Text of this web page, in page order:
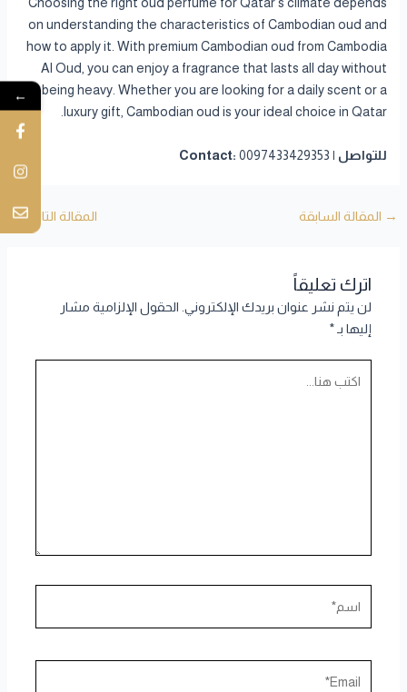
on understanding the characteristics of Cambodian oud and
how to apply it. With premium Cambodian oud from Cambodia
Al Oud, you can enjoy a fragrance that lasts all day without
being heavy. Whether you are looking for a daily scent or a
luxury gift, Cambodian oud is your ideal choice in Qatar.
للتواصل | Contact: 0097433429353
→ المقالة السابقة المقالة التالية←
اترك تعليقاً
لن يتم نشر عنوان بريدك الإلكتروني. الحقول الإلزامية مشار
إليها بـ*
←